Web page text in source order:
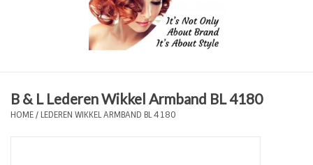
Plus Size Sieraden
B & L Lederen Wikkel Armband BL 4180
HOME/ LEDEREN WIKKEL ARMBAND BL 4180